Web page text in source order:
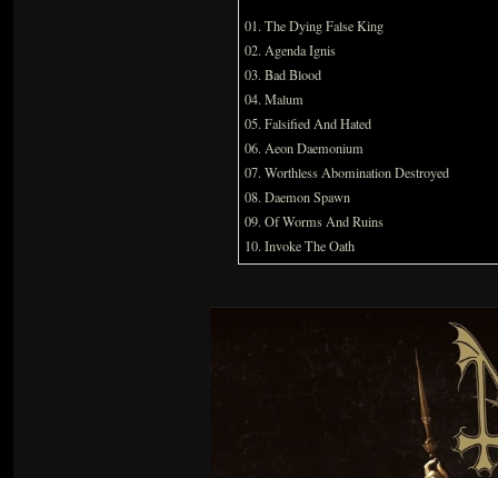
01. The Dying False King
02. Agenda Ignis
03. Bad Blood
04. Malum
05. Falsified And Hated
06. Aeon Daemonium
07. Worthless Abomination Destroyed
08. Daemon Spawn
09. Of Worms And Ruins
10. Invoke The Oath